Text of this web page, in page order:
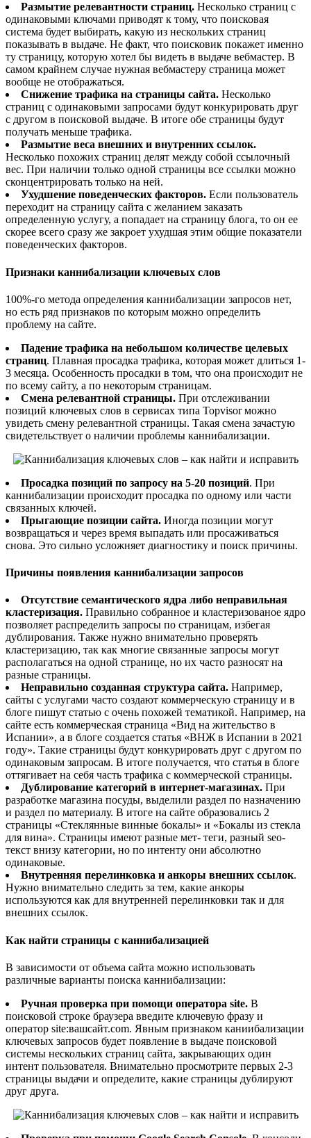
Размытие релевантности страниц. Несколько страниц с
одинаковыми ключами приводят к тому, что поисковая
система будет выбирать, какую из нескольких страниц
показывать в выдаче. Не факт, что поисковик покажет именно
ту страницу, которую хотел бы видеть в выдаче вебмастер. В
самом крайнем случае нужная вебмастеру страница может
вообще не отображаться.
Снижение трафика на страницы сайта. Несколько
страниц с одинаковыми запросами будут конкурировать друг
с другом в поисковой выдаче. В итоге обе страницы будут
получать меньше трафика.
Размытие веса внешних и внутренних ссылок.
Несколько похожих страниц делят между собой ссылочный
вес. При наличии только одной страницы все ссылки можно
сконцентрировать только на ней.
Ухудшение поведенческих факторов. Если пользователь
переходит на страницу сайта с желанием заказать
определенную услугу, а попадает на страницу блога, то он ее
скорее всего сразу же закроет ухудшая этим общие показатели
поведенческих факторов.
Признаки каннибализации ключевых слов
100%-го метода определения каннибализации запросов нет,
но есть ряд признаков по которым можно определить
проблему на сайте.
Падение трафика на небольшом количестве целевых
страниц. Плавная просадка трафика, которая может длиться 1-
3 месяца. Особенность просадки в том, что она происходит не
по всему сайту, а по некоторым страницам.
Смена релевантной страницы. При отслеживании
позиций ключевых слов в сервисах типа Topvisor можно
увидеть смену релевантной страницы. Такая смена зачастую
свидетельствует о наличии проблемы каннибализации.
Просадка позиций по запросу на 5-20 позиций. При
каннибализации происходит просадка по одному или части
связанных ключей.
Прыгающие позиции сайта. Иногда позиции могут
возвращаться и через время выпадать или просаживаться
снова. Это сильно усложняет диагностику и поиск причины.
Причины появления каннибализации запросов
Отсутствие семантического ядра либо неправильная
кластеризация. Правильно собранное и кластеризованое ядро
позволяет распределить запросы по страницам, избегая
дублирования. Также нужно внимательно проверять
кластеризацию, так как многие связанные запросы могут
располагаться на одной странице, но их часто разносят на
разные страницы.
Неправильно созданная структура сайта. Например,
сайты с услугами часто создают коммерческую страницу и в
блоге пишут статью с очень похожей тематикой. Например, на
сайте есть коммерческая страница «Вид на жительство в
Испании», а в блоге создается статья «ВНЖ в Испании в 2021
году». Такие страницы будут конкурировать друг с другом по
одинаковым запросам. В итоге получается, что статья в блоге
оттягивает на себя часть трафика с коммерческой страницы.
Дублирование категорий в интернет-магазинах. При
разработке магазина посуды, выделили раздел по назначению
и раздел по материалу. В итоге на сайте образовались 2
страницы «Стеклянные винные бокалы» и «Бокалы из стекла
для вина». Страницы имеют разные мет- теги, разный seo-
текст внизу категории, но по интенту они абсолютно
одинаковые.
Внутренняя перелинковка и анкоры внешних ссылок.
Нужно внимательно следить за тем, какие анкоры
используются как для внутренней перелинковки так и для
внешних ссылок.
Как найти страницы с каннибализацией
В зависимости от объема сайта можно использовать
различные варианты поиска каннибализации:
Ручная проверка при помощи оператора site. В
поисковой строке браузера введите ключевую фразу и
оператор site:вашсайт.com. Явным признаком каниибализации
ключевых запросов будет появление в выдаче поисковой
системы нескольких страниц сайта, закрывающих один
интент пользователя. Внимательно просмотрите первых 2-3
страницы выдачи и определите, какие страницы дублируют
друг друга.